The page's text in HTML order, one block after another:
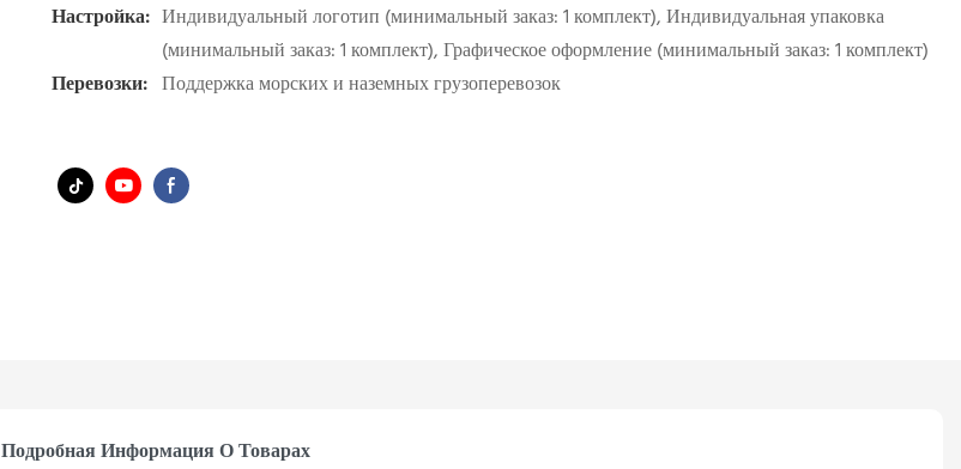
Настройка: Индивидуальный логотип (минимальный заказ: 1 комплект), Индивидуальная упаковка
(минимальный заказ: 1 комплект), Графическое оформление (минимальный заказ: 1 комплект)
Перевозки: Поддержка морских и наземных грузоперевозок
Подробная Информация О Товарах